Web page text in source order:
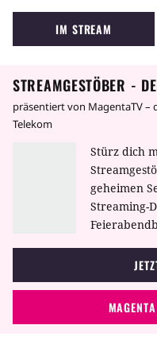
erstmals
und
die Suche
verzeichnet
kennen.
Skandalfilm
Waldes
IM STREAM
STREAMGESTÖBER -
präsentiert von MagentaTV –
Telekom
Stürz dich
geheimen
Streaming-